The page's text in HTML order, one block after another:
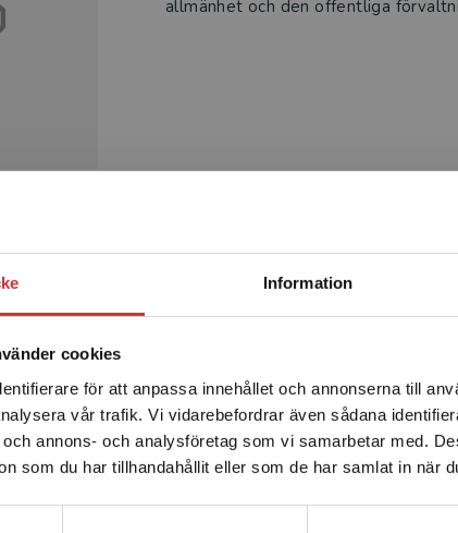
Information
cookies
för att anpassa innehållet och annonserna till
vår trafik. Vi vidarebefordrar även sådana
annons- och analysföretag som vi samarbetar med.
som du har tillhandahållit eller som de har samlat in när
Begränsad fraktregion
Det verkar som att du besöker
enhet utanför Sverige. Vi erbjuder inte
Sverige. För att kunna slutföra ett köp måste
leveransadressen vara i Sverige.Läs mer
allmänhet och den offentliga
Produkter